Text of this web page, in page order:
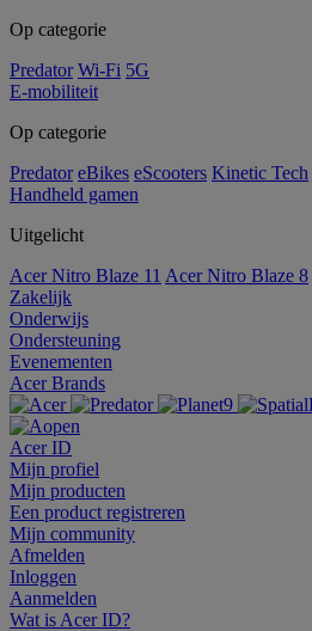
Op categorie
Predator Wi-Fi 5G
E-mobiliteit
Op categorie
Predator eBikes eScooters Kinetic Tech
Handheld gamen
Uitgelicht
Acer Nitro Blaze 11 Acer Nitro Blaze 8
Zakelijk
Onderwijs
Ondersteuning
Evenementen
Acer Brands
Acer ID
Mijn profiel
Mijn producten
Een product registreren
Mijn community
Afmelden
Inloggen
Aanmelden
Wat is Acer ID?